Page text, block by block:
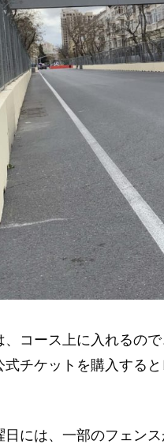
コース上に入れるの
チケットを購入する
日には、一部のフェン